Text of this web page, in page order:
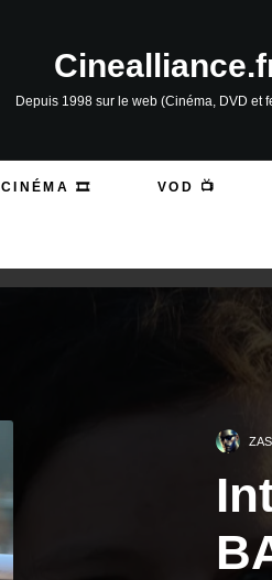
Depuis 1998 sur le web (Cinéma, DVD et
CINÉMA 🎞️ VOD 📺